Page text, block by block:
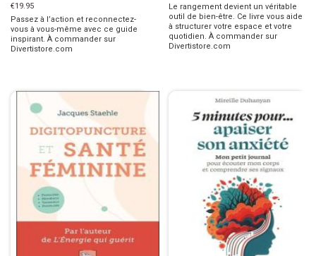
€19.95
Passez à l’action et reconnectez-
vous à vous-même avec ce guide
inspirant. À commander sur
Divertistore.com
Le rangement devient un véritable
outil de bien-être. Ce livre vous aide
à structurer votre espace et votre
quotidien. À commander sur
Divertistore.com